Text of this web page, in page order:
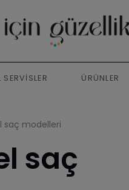
ÜRÜNLER
saç modelleri
saç